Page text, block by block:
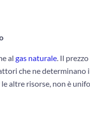
al gas naturale. Il
che ne determinano
altre risorse, non è